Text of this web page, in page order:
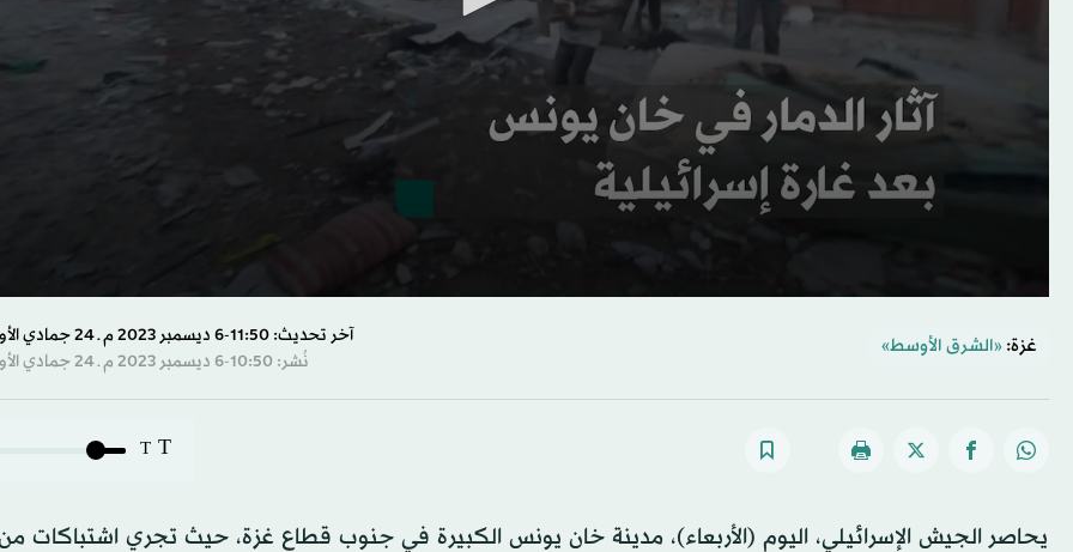
غزة: «الشرق الأوسط»
آخر تحديث: 11:50-6 ديسمبر 2023 م ـ 24 جمادي الأول 1445 هـ
نُشر: 10:50-6 ديسمبر 2023 م ـ 24 جمادي الأول 1445 هـ
T
T
يحاصر الجيش الإسرائيلي، اليوم (الأربعاء)، مدينة خان يونس الكبيرة في جنوب قطاع غزة، حيث تجري اشتباكات